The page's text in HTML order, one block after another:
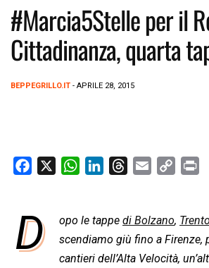
#Marcia5Stelle per il
Cittadinanza, quarta
BEPPEGRILLO.IT - APRILE 28, 2015
e
b
W
t
s
A
k
e
d
e
a
d
i
l
y
L
i
n
t
D opo le tappe di Bolzano, Trento
scendiamo giù fino a Firenze,
cantieri dell’Alta Velocità,